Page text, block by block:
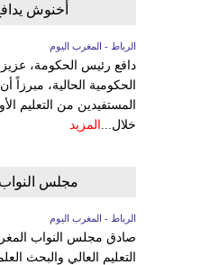
أخنوش
الرباط - المغرب اليوم
دافع رئيس الحكومة، عزيز
الحكومية الحالية،
خلال... المزيد
مجلس
الرباط - المغرب اليوم
صادق مجلس النواب
التعليم العالي والبحث